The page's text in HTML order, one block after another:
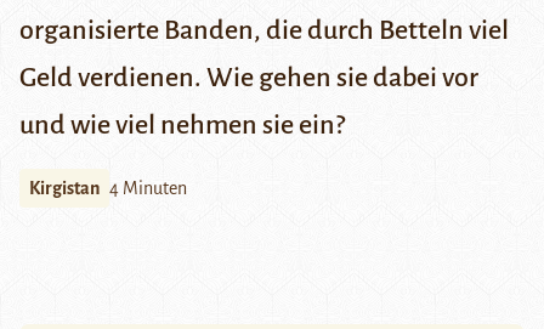
organisierte Banden, die durch Betteln viel
Geld verdienen. Wie gehen sie dabei vor
und wie viel nehmen sie ein?
Kirgistan 4 Minuten